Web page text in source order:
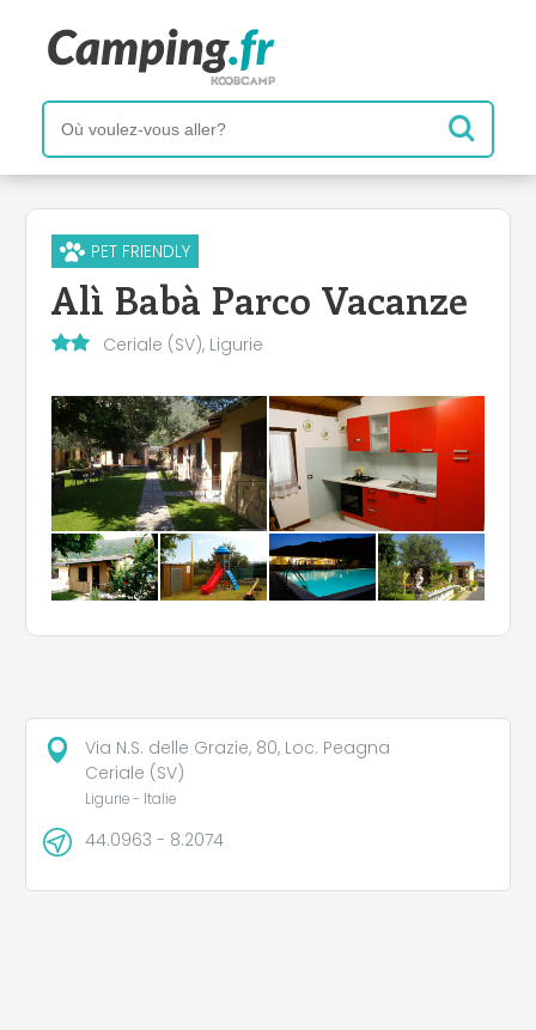
PET FRIENDLY
Alì Babà Parco Vacanze
Ceriale (SV), Ligurie
Via N.S. delle Grazie, 80, Loc. Peagna
Ceriale (SV)
Ligurie - Italie
44.0963 - 8.2074